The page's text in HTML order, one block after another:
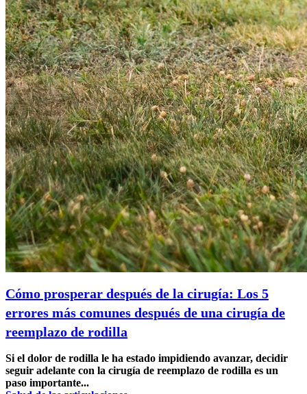
Cómo prosperar después de la cirugía: Los 5
errores más comunes después de una cirugía de
reemplazo de rodilla
Si el dolor de rodilla le ha estado impidiendo avanzar, decidir
seguir adelante con la cirugía de reemplazo de rodilla es un
paso importante...